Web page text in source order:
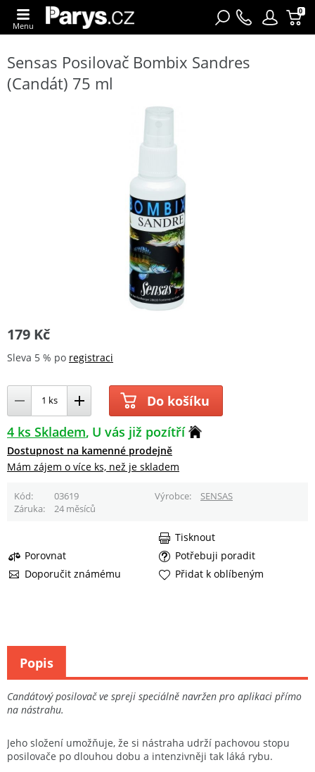
0
Menu
Sensas Posilovač Bombix Sandres
(Candát) 75 ml
179 Kč
Sleva 5 % po registraci
Do košíku
4 ks Skladem U vás již pozítří
Dostupnost na kamenné prodejně
Mám zájem o více ks, než je skladem
Kód 03619 Výrobce
SENSAS
Záruka
24 měsíců
Porovnat
Potřebuji poradit
Doporučit známému
Tisknout
Přidat k oblíbeným
Candátový posilovač ve spreji speciálně navržen pro aplikaci přímo
na nástrahu.
Jeho složení umožňuje, že si nástraha udrží pachovou stopu
posilovače po dlouhou dobu a intenzivněji tak láká rybu.
Popis